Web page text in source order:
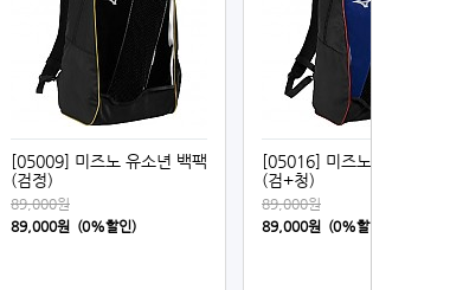
[05009] 미즈노 유소년 백팩
(검정)
89,000원
89,000원 (0%할인)
[05016] 미즈노 유소년 백팩
(검+청)
89,000원
89,000원 (0%할인)